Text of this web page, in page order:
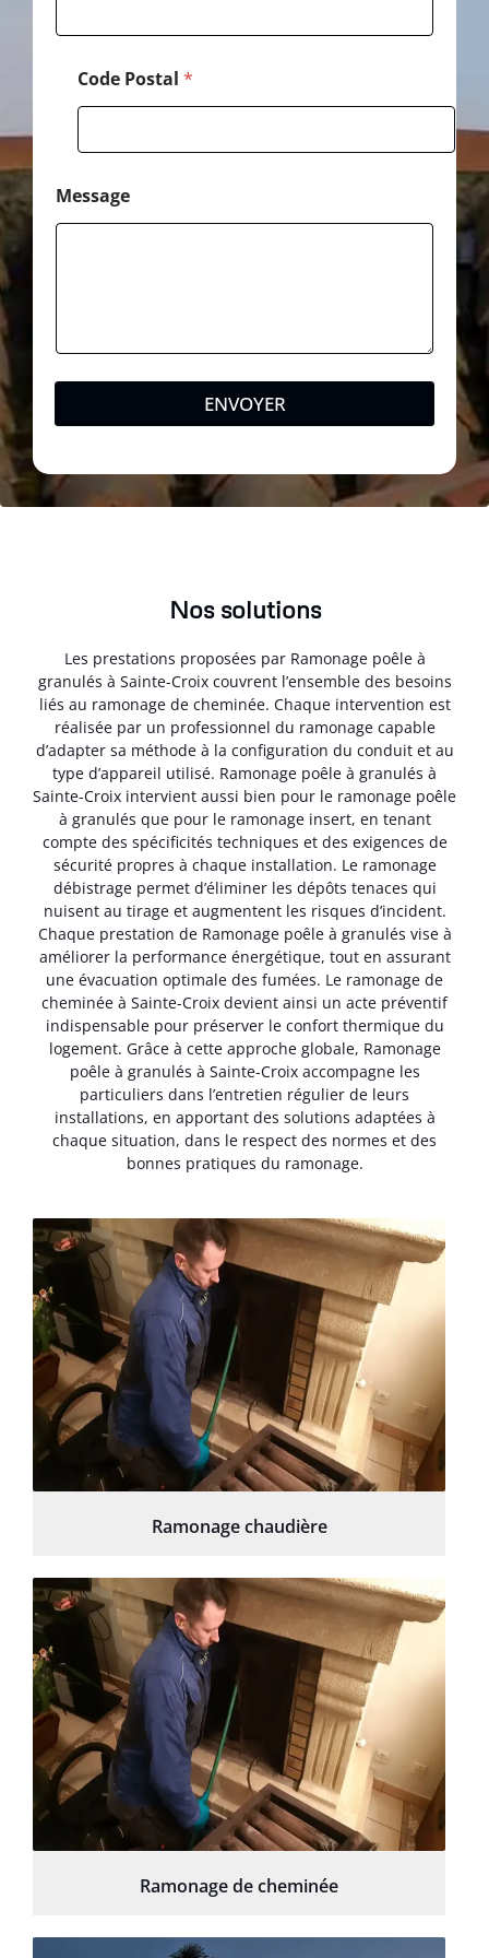
Code Postal *
Message
ENVOYER
Nos solutions
Les prestations proposées par Ramonage poêle à
granulés à Sainte-Croix couvrent l’ensemble des besoins
liés au ramonage de cheminée. Chaque intervention est
réalisée par un professionnel du ramonage capable
d’adapter sa méthode à la configuration du conduit et au
type d’appareil utilisé. Ramonage poêle à granulés à
Sainte-Croix intervient aussi bien pour le ramonage poêle
à granulés que pour le ramonage insert, en tenant
compte des spécificités techniques et des exigences de
sécurité propres à chaque installation. Le ramonage
débistrage permet d’éliminer les dépôts tenaces qui
nuisent au tirage et augmentent les risques d’incident.
Chaque prestation de Ramonage poêle à granulés vise à
améliorer la performance énergétique, tout en assurant
une évacuation optimale des fumées. Le ramonage de
cheminée à Sainte-Croix devient ainsi un acte préventif
indispensable pour préserver le confort thermique du
logement. Grâce à cette approche globale, Ramonage
poêle à granulés à Sainte-Croix accompagne les
particuliers dans l’entretien régulier de leurs
installations, en apportant des solutions adaptées à
chaque situation, dans le respect des normes et des
bonnes pratiques du ramonage.
Ramonage chaudière
Ramonage de cheminée